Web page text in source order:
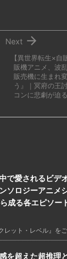
【異世界転生×自
販機アニメ、波
販売機に生まれ
う』｜冥府の王
コンに悲劇が迫

Next
で愛されるビデ
ソロジーアニメ
成る各エピソー
レット・レベル』を
を超えた超推理